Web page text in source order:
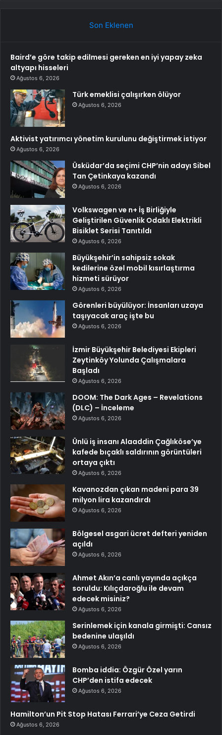
Son Eklenen
Baird’e göre takip edilmesi gereken en iyi yapay zeka
altyapı hisseleri
Ağustos 6, 2026
Türk emeklisi çalışırken ölüyor
Ağustos 6, 2026
Aktivist yatırımcı yönetim kurulunu değiştirmek istiyor
Ağustos 6, 2026
Üsküdar’da seçimi CHP’nin adayı Sibel
Tan Çetinkaya kazandı
Ağustos 6, 2026
Volkswagen ve n+ İş Birliğiyle
Geliştirilen Güvenlik Odaklı Elektrikli
Bisiklet Serisi Tanıtıldı
Ağustos 6, 2026
Büyükşehir’in sahipsiz sokak
kedilerine özel mobil kısırlaştırma
hizmeti sürüyor
Ağustos 6, 2026
Görenleri büyülüyor: İnsanları uzaya
taşıyacak araç işte bu
Ağustos 6, 2026
İzmir Büyükşehir Belediyesi Ekipleri
Zeytinköy Yolunda Çalışmalara
Başladı
Ağustos 6, 2026
DOOM: The Dark Ages – Revelations
(DLC) – İnceleme
Ağustos 6, 2026
Ünlü iş insanı Alaaddin Çağlıköse’ye
kafede bıçaklı saldırının görüntüleri
ortaya çıktı
Ağustos 6, 2026
Kavanozdan çıkan madeni para 39
milyon lira kazandırdı
Ağustos 6, 2026
Bölgesel asgari ücret defteri yeniden
açıldı
Ağustos 6, 2026
Ahmet Akın’a canlı yayında açıkça
soruldu: Kılıçdaroğlu ile devam
edecek misiniz?
Ağustos 6, 2026
Serinlemek için kanala girmişti: Cansız
bedenine ulaşıldı
Ağustos 6, 2026
Bomba iddia: Özgür Özel yarın
CHP’den istifa edecek
Ağustos 6, 2026
Hamilton’un Pit Stop Hatası Ferrari’ye Ceza Getirdi
Ağustos 6, 2026